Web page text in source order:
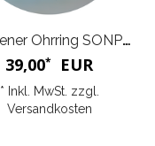
Goldener Ohrring SONPETITE
39,00* EUR
* Inkl. MwSt. zzgl.
Versandkosten